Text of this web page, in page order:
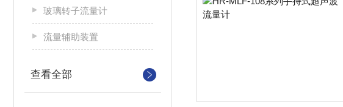
玻璃转子流量计
流量辅助装置
查看全部